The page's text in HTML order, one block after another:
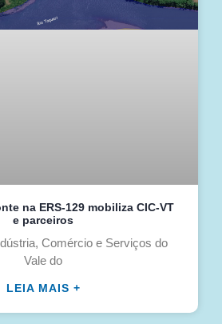
na ERS-129 mobiliza CIC-VT
e parceiros
Comércio e Serviços do
Vale do
LEIA MAIS +